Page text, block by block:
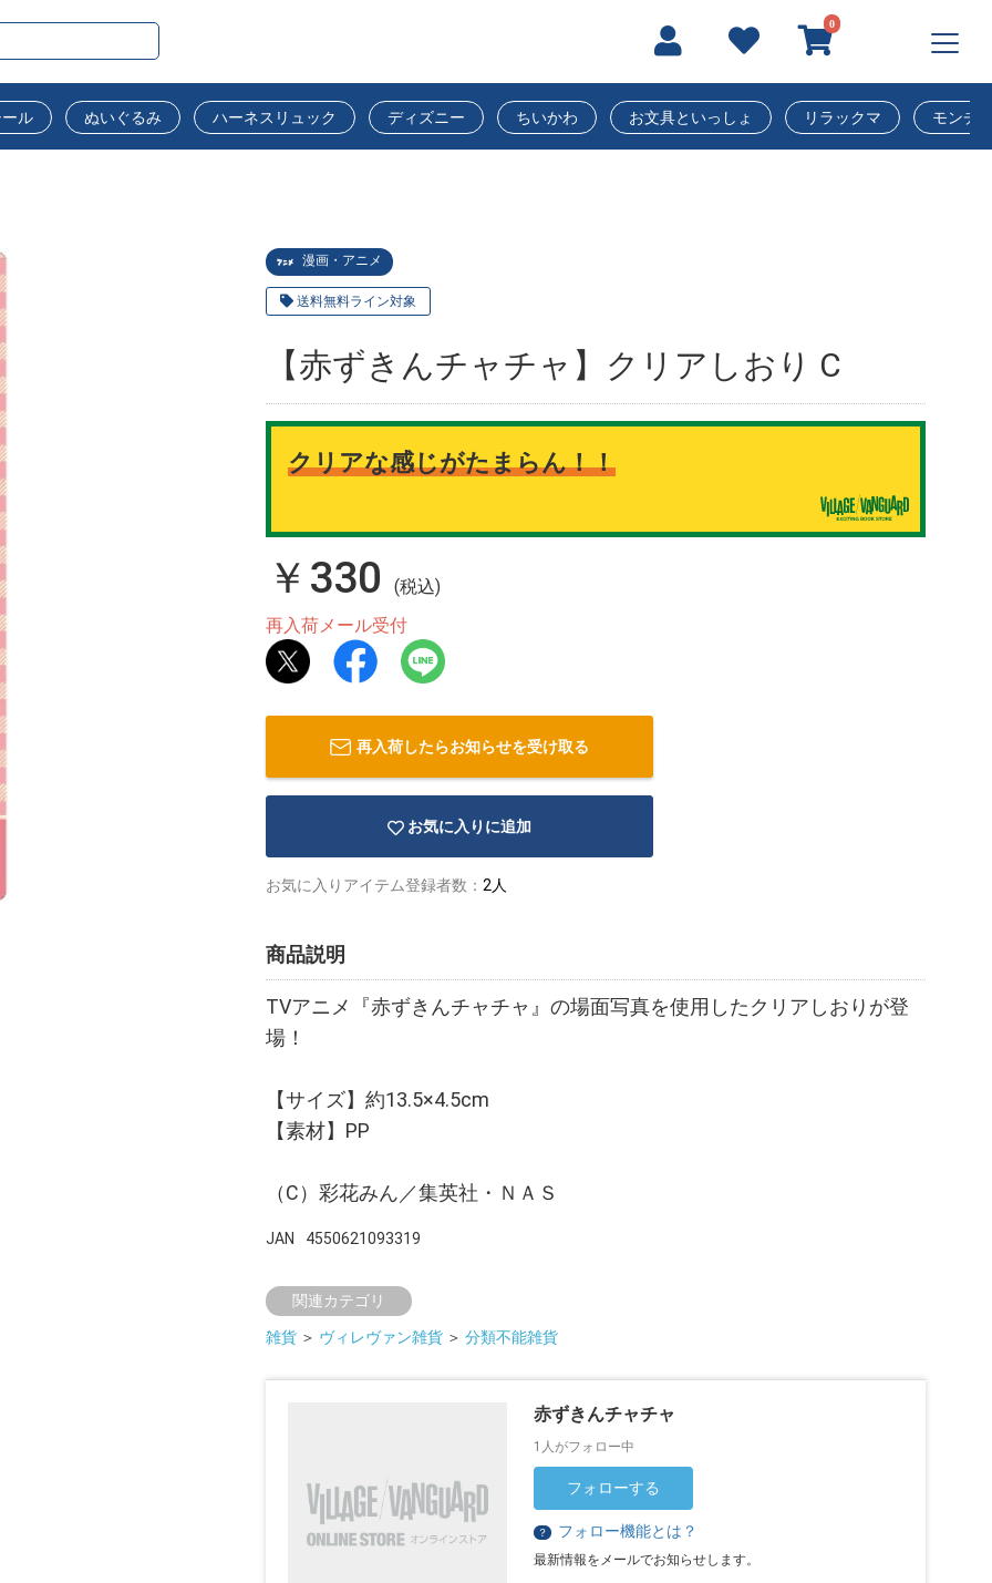
0
ル ぬいぐるみ ハーネスリュック ディズニー ちいかわ お文具といっしょ リラックマ モンチ
漫画・アニメ
送料無料ライン対象
【赤ずきんチャチャ】クリアしおり C
クリアな感じがたまらん！！
￥330
(税込)
再入荷メール受付
再入荷したらお知らせを受け取る
お気に入りに追加
お気に入りアイテム登録者数： 2人
商品説明
TVアニメ『赤ずきんチャチャ』の場面写真を使用したクリアしおりが登
場！
【サイズ】約13.5×4.5cm
【素材】PP
（C）彩花みん／集英社・ＮＡＳ
JAN 4550621093319
関連カテゴリ
雑貨 ＞ ヴィレヴァン雑貨 ＞ 分類不能雑貨
赤ずきんチャチャ
1人がフォロー中
フォローする
？ フォロー機能とは？
最新情報をメールでお知らせします。